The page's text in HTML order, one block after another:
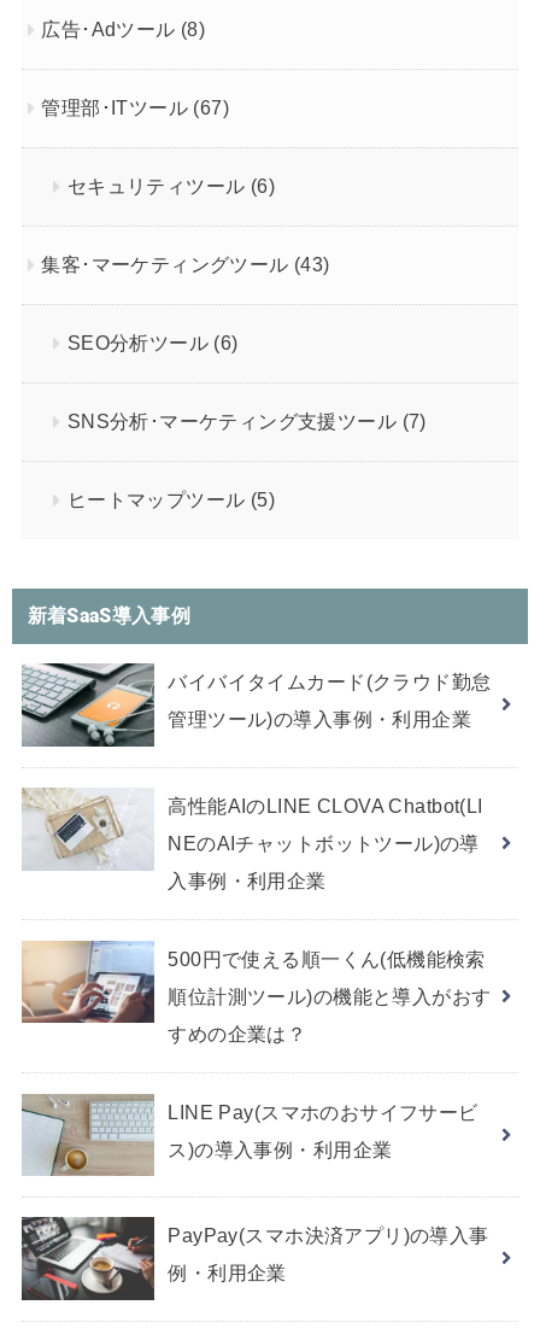
広告･Adツール (8)
管理部･ITツール (67)
セキュリティツール (6)
集客･マーケティングツール (43)
SEO分析ツール (6)
SNS分析･マーケティング支援ツール (7)
ヒートマップツール (5)
新着SaaS導入事例
バイバイタイムカード(クラウド勤怠
管理ツール)の導入事例・利用企業
高性能AIのLINE CLOVA Chatbot(LI
NEのAIチャットボットツール)の導
入事例・利用企業
500円で使える順一くん(低機能検索
順位計測ツール)の機能と導入がおす
すめの企業は？
LINE Pay(スマホのおサイフサービ
ス)の導入事例・利用企業
PayPay(スマホ決済アプリ)の導入事
例・利用企業